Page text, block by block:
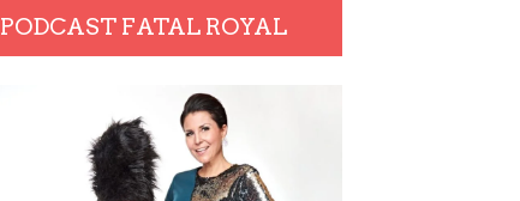
PODCAST FATAL ROYAL